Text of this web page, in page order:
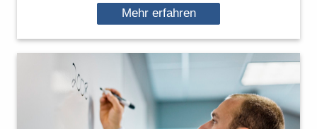
Mehr erfahren